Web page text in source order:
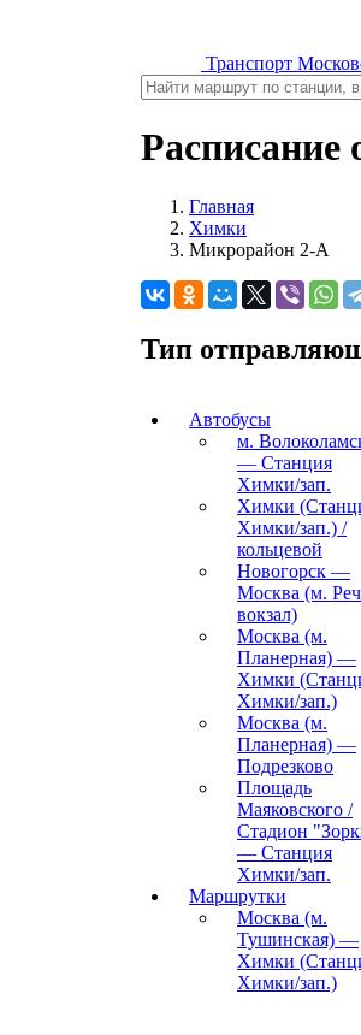
Транспорт
Расписание
Главная
Химки
Микрорайон 2-А
Тип
Автобусы
м.
— Станция
Химки/зап.
Химки
Химки/зап.) /
кольцевой
Новогорск —
Москва (м.
вокзал)
Москва (м.
Планерная) —
Химки
Химки/зап.)
Москва (м.
Планерная) —
Подрезково
Площадь
Маяковского /
Стадион
— Станция
Химки/зап.
Маршрутки
Москва (м.
Тушинская) —
Химки
Химки/зап.)